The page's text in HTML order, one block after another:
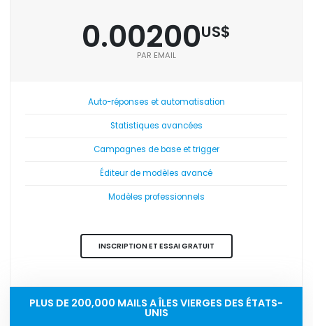
0.00200US$
PAR EMAIL
Auto-réponses et automatisation
Statistiques avancées
Campagnes de base et trigger
Éditeur de modèles avancé
Modèles professionnels
INSCRIPTION ET ESSAI GRATUIT
PLUS DE 200,000 MAILS A ÎLES VIERGES DES ÉTATS-
UNIS